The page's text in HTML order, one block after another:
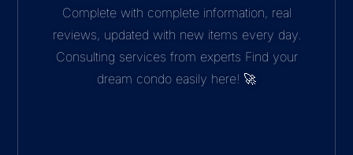
Complete with complete information, real
reviews, updated with new items every day.
Consulting services from experts Find your
dream condo easily here! 🚀